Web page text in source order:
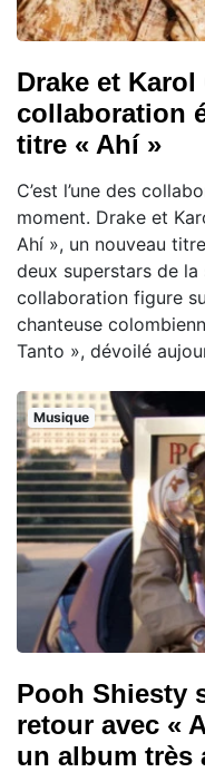
Drake et
collaboration
titre « Ahí »
C’est l’une des
moment. Drake et
Ahí », un nouveau
deux superstars de
collaboration figure
chanteuse
Tanto », dévoilé
Musique
Pooh Shiesty
retour avec «
un album très